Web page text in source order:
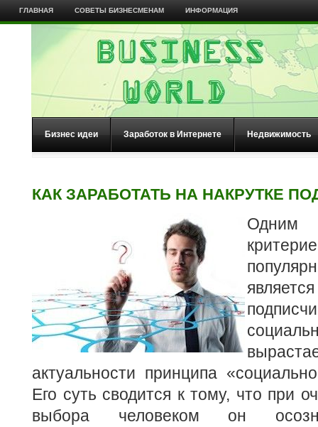
ГЛАВНАЯ СОВЕТЫ БИЗНЕСМЕНАМ ИНФОРМАЦИЯ
Бизнес идеи Заработок в Интернете Недвижимость
КАК ЗАРАБОТАТЬ НА НАКРУТКЕ
Одним
актуальности принципа
Его суть сводится к тому, что при
выбора человеком он